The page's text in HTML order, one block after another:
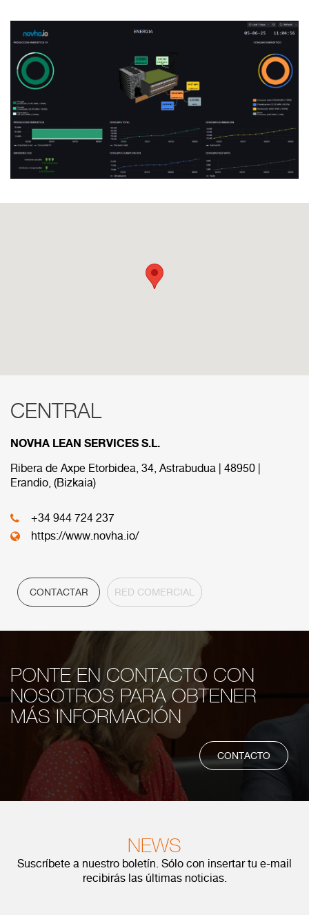
CENTRAL
NOVHA LEAN SERVICES S.L.
Ribera de Axpe Etorbidea, 34, Astrabudua | 48950 |
Erandio, (Bizkaia)
+34 944 724 237
https://www.novha.io/
CONTACTAR RED COMERCIAL
RED COMERCIAL
A continuación se muestran las diferens sedes que
componen nuestra red comercial.
PONTE EN CONTACTO CON
NOSOTROS PARA OBTENER
MÁS INFORMACIÓN
CONTACTO
NEWS
Suscríbete a nuestro boletín. Sólo con insertar tu e-mail
recibirás las últimas noticias.